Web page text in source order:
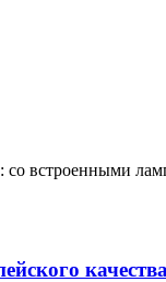
встроенными